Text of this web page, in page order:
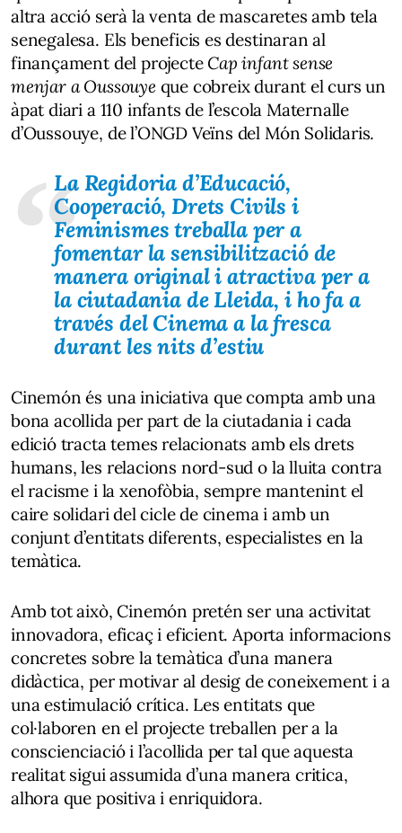
altra acció serà la venta de mascaretes amb tela
senegalesa. Els beneficis es destinaran al
finançament del projecte Cap infant sense
menjar a Oussouye que cobreix durant el curs un
àpat diari a 110 infants de l’escola Maternalle
d’Oussouye, de l’ONGD Veïns del Món Solidaris.
La Regidoria d’Educació,
Cooperació, Drets Civils i
Feminismes treballa per a
fomentar la sensibilització de
manera original i atractiva per a
la ciutadania de Lleida, i ho fa a
través del Cinema a la fresca
durant les nits d’estiu
Cinemón és una iniciativa que compta amb una
bona acollida per part de la ciutadania i cada
edició tracta temes relacionats amb els drets
humans, les relacions nord-sud o la lluita contra
el racisme i la xenofòbia, sempre mantenint el
caire solidari del cicle de cinema i amb un
conjunt d’entitats diferents, especialistes en la
temàtica.
Amb tot això, Cinemón pretén ser una activitat
innovadora, eficaç i eficient. Aporta informacions
concretes sobre la temàtica d’una manera
didàctica, per motivar al desig de coneixement i a
una estimulació crítica. Les entitats que
col·laboren en el projecte treballen per a la
conscienciació i l’acollida per tal que aquesta
realitat sigui assumida d’una manera critica,
alhora que positiva i enriquidora.